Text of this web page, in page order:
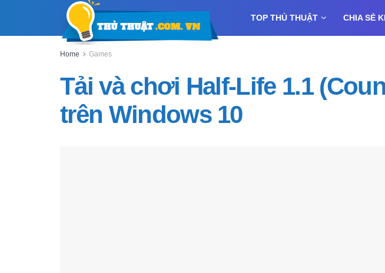
TOP THỦ THUẬT CHIA SẺ
Home Games
Tải và chơi Half-Life 1.1
trên Windows 10